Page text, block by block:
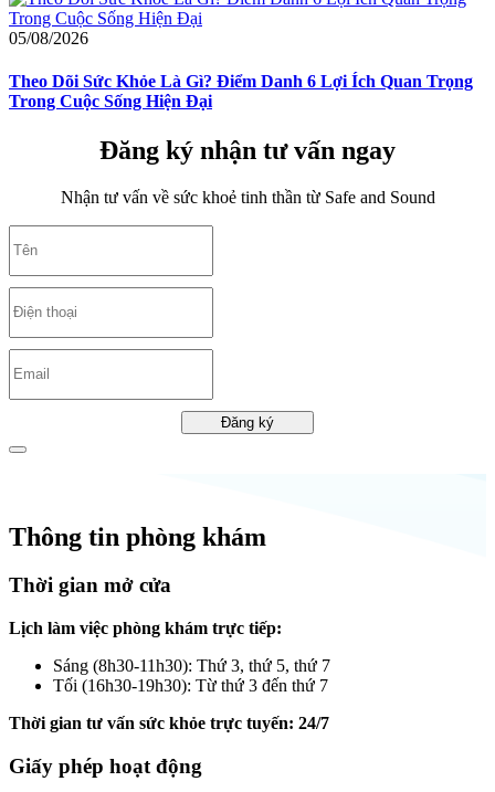
05/08/2026
Theo Dõi Sức Khỏe Là Gì? Điểm Danh 6 Lợi Ích Quan Trọng
Trong Cuộc Sống Hiện Đại
Đăng ký nhận tư vấn ngay
Nhận tư vấn về sức khoẻ tinh thần từ Safe and Sound
Đăng ký
Thông tin phòng khám
Thời gian mở cửa
Lịch làm việc phòng khám trực tiếp:
Sáng (8h30-11h30): Thứ 3, thứ 5, thứ 7
Tối (16h30-19h30): Từ thứ 3 đến thứ 7
Thời gian tư vấn sức khỏe trực tuyến: 24/7
Giấy phép hoạt động